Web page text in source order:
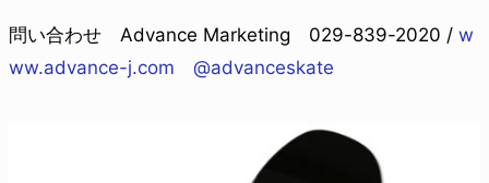
問い合わせ Advance Marketing 029-839-2020 / w
ww.advance-j.com
@advanceskate